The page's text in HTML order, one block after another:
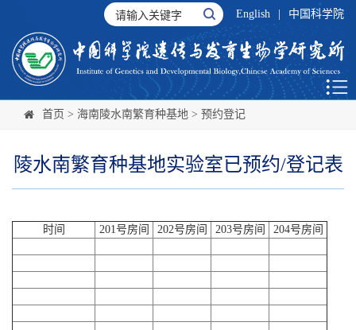
English 中国科学院
首页 > 海南陵水南繁育种基地 > 预约登记
陵水南繁育种基地实验室已预约/登记表
时间 201号房间 202号房间 203号房间 204号房间